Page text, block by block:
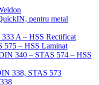
pentru metal
A – HSS Rectificat
575 – HSS Laminat
340 – STAS 574 – HSS
338, STAS 573